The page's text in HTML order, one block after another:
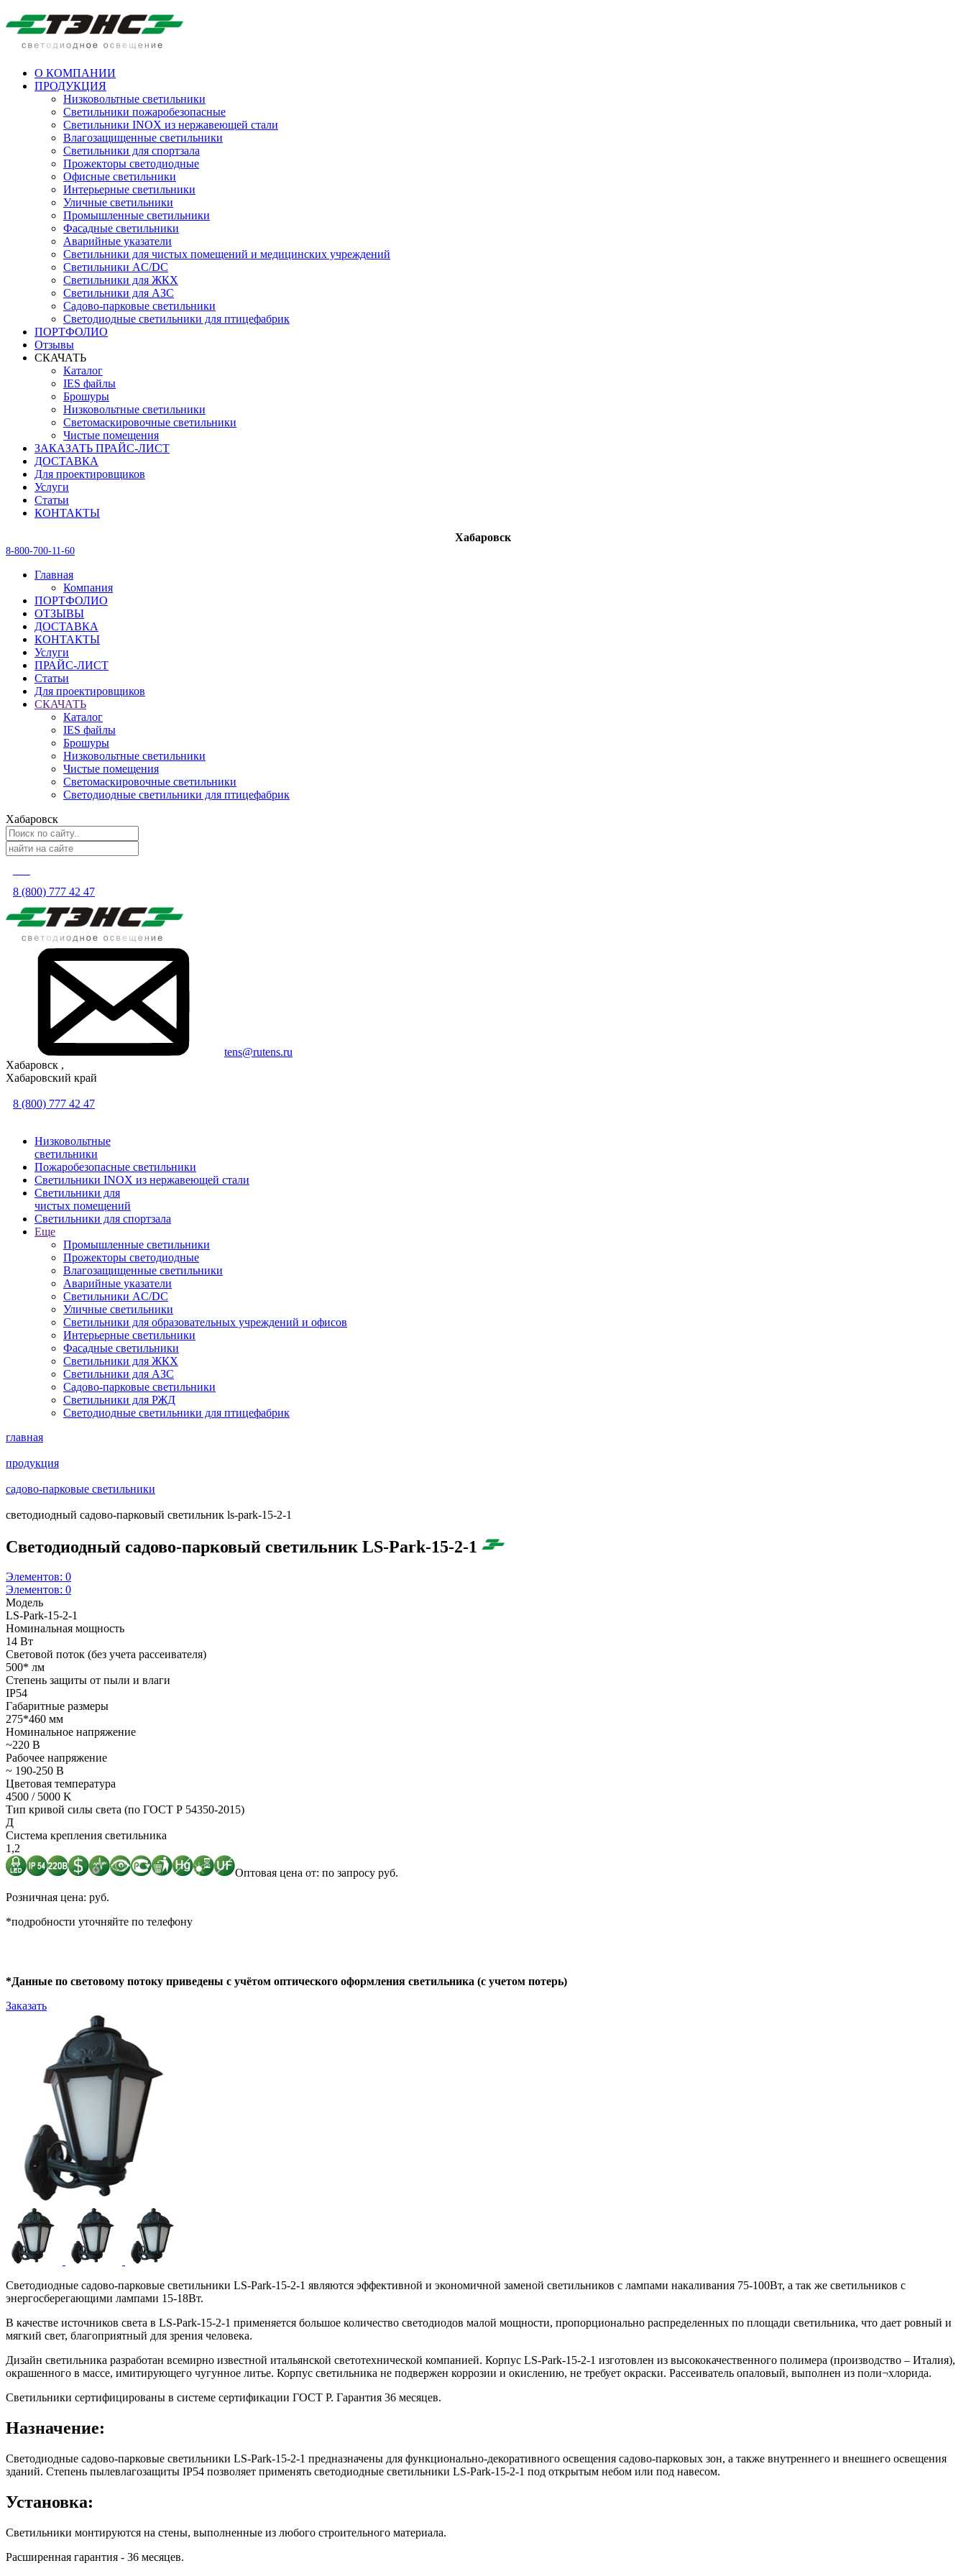
О КОМПАНИИ
ПРОДУКЦИЯ
Низковольтные светильники
Cветильники пожаробезопасные
Светильники INOX из нержавеющей стали
Влагозащищенные светильники
Светильники для спортзала
Прожекторы светодиодные
Офисные светильники
Интерьерные светильники
Уличные светильники
Промышленные светильники
Фасадные светильники
Аварийные указатели
Светильники для чистых помещений и медицинских учреждений
Светильники AC/DC
Светильники для ЖКХ
Светильники для АЗС
Садово-парковые светильники
Светодиодные светильники для птицефабрик
ПОРТФОЛИО
Отзывы
СКАЧАТЬ
Каталог
IES файлы
Брошуры
Низковольтные светильники
Светомаскировочные светильники
Чистые помещения
ЗАКАЗАТЬ ПРАЙС-ЛИСТ
ДОСТАВКА
Для проектировщиков
Услуги
Статьи
КОНТАКТЫ
Хабаровск
8-800-700-11-60
Главная
Компания
ПОРТФОЛИО
ОТЗЫВЫ
ДОСТАВКА
КОНТАКТЫ
Услуги
ПРАЙС-ЛИСТ
Статьи
Для проектировщиков
СКАЧАТЬ
Каталог
IES файлы
Брошуры
Низковольтные светильники
Чистые помещения
Светомаскировочные светильники
Светодиодные светильники для птицефабрик
Хабаровск
8 (800) 777 42 47
tens@rutens.ru
Хабаровск ,
Хабаровский край
8 (800) 777 42 47
Низковольтные
светильники
Пожаробезопасные светильники
Светильники INOX из нержавеющей стали
Светильники для
чистых помещений
Светильники для спортзала
Еще
Промышленные светильники
Прожекторы светодиодные
Влагозащищенные светильники
Аварийные указатели
Светильники AC/DC
Уличные светильники
Светильники для образовательных учреждений и офисов
Интерьерные светильники
Фасадные светильники
Светильники для ЖКХ
Светильники для АЗС
Садово-парковые светильники
Светильники для РЖД
Светодиодные светильники для птицефабрик
главная
продукция
садово-парковые светильники
светодиодный садово-парковый светильник ls-park-15-2-1
Светодиодный садово-парковый светильник LS-Park-15-2-1
Элементов: 0
Элементов: 0
Модель
LS-Park-15-2-1
Номинальная мощность
14 Вт
Световой поток (без учета рассеивателя)
500* лм
Степень защиты от пыли и влаги
IP54
Габаритные размеры
275*460 мм
Номинальное напряжение
~220 В
Рабочее напряжение
~ 190-250 В
Цветовая температура
4500 / 5000 K
Тип кривой силы света (по ГОСТ Р 54350-2015)
Д
Система крепления светильника
1,2
Оптовая цена от: по запросу руб.
Розничная цена: руб.
*подробности уточняйте по телефону
*Данные по световому потоку приведены с учётом оптического оформления светильника (с учетом потерь)
Заказать
Светодиодные садово-парковые светильники LS-Park-15-2-1 являются эффективной и экономичной заменой светильников с лампами накаливания 75-100Вт, а так же светильников с
энергосберегающими лампами 15-18Вт.
В качестве источников света в LS-Park-15-2-1 применяется большое количество светодиодов малой мощности, пропорционально распределенных по площади светильника, что дает ровный и
мягкий свет, благоприятный для зрения человека.
Дизайн светильника разработан всемирно известной итальянской светотехнической компанией. Корпус LS-Park-15-2-1 изготовлен из высококачественного полимера (производство – Италия),
окрашенного в массе, имитирующего чугунное литье. Корпус светильника не подвержен коррозии и окислению, не требует окраски. Рассеиватель опаловый, выполнен из поли¬хлорида.
Светильники сертифицированы в системе сертификации ГОСТ Р. Гарантия 36 месяцев.
Назначение:
Светодиодные садово-парковые светильники LS-Park-15-2-1 предназначены для функционально-декоративного освещения садово-парковых зон, а также внутреннего и внешнего освещения
зданий. Cтепень пылевлагозащиты IP54 позволяет применять светодиодные светильники LS-Park-15-2-1 под открытым небом или под навесом.
Установка:
Светильники монтируются на стены, выполненные из любого строительного материала.
Расширенная гарантия - 36 месяцев.